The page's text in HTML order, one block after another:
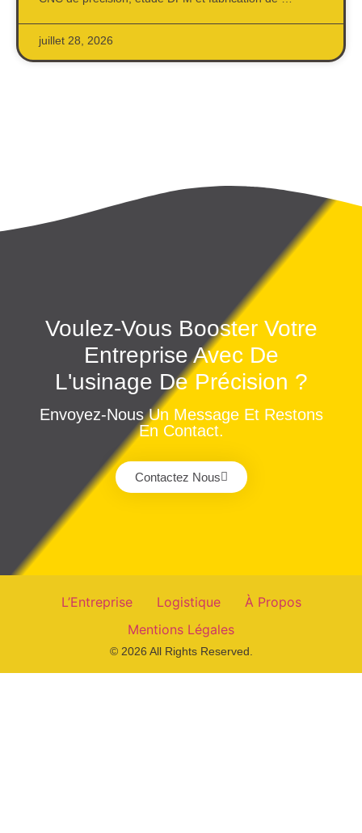
juillet 28, 2026
Voulez-Vous Booster Votre
Entreprise Avec De
L'usinage De Précision ?
Envoyez-Nous Un Message Et Restons
En Contact.
Contactez Nous
L’Entreprise Logistique
À Propos
Mentions Légales
© 2026 All Rights Reserved.